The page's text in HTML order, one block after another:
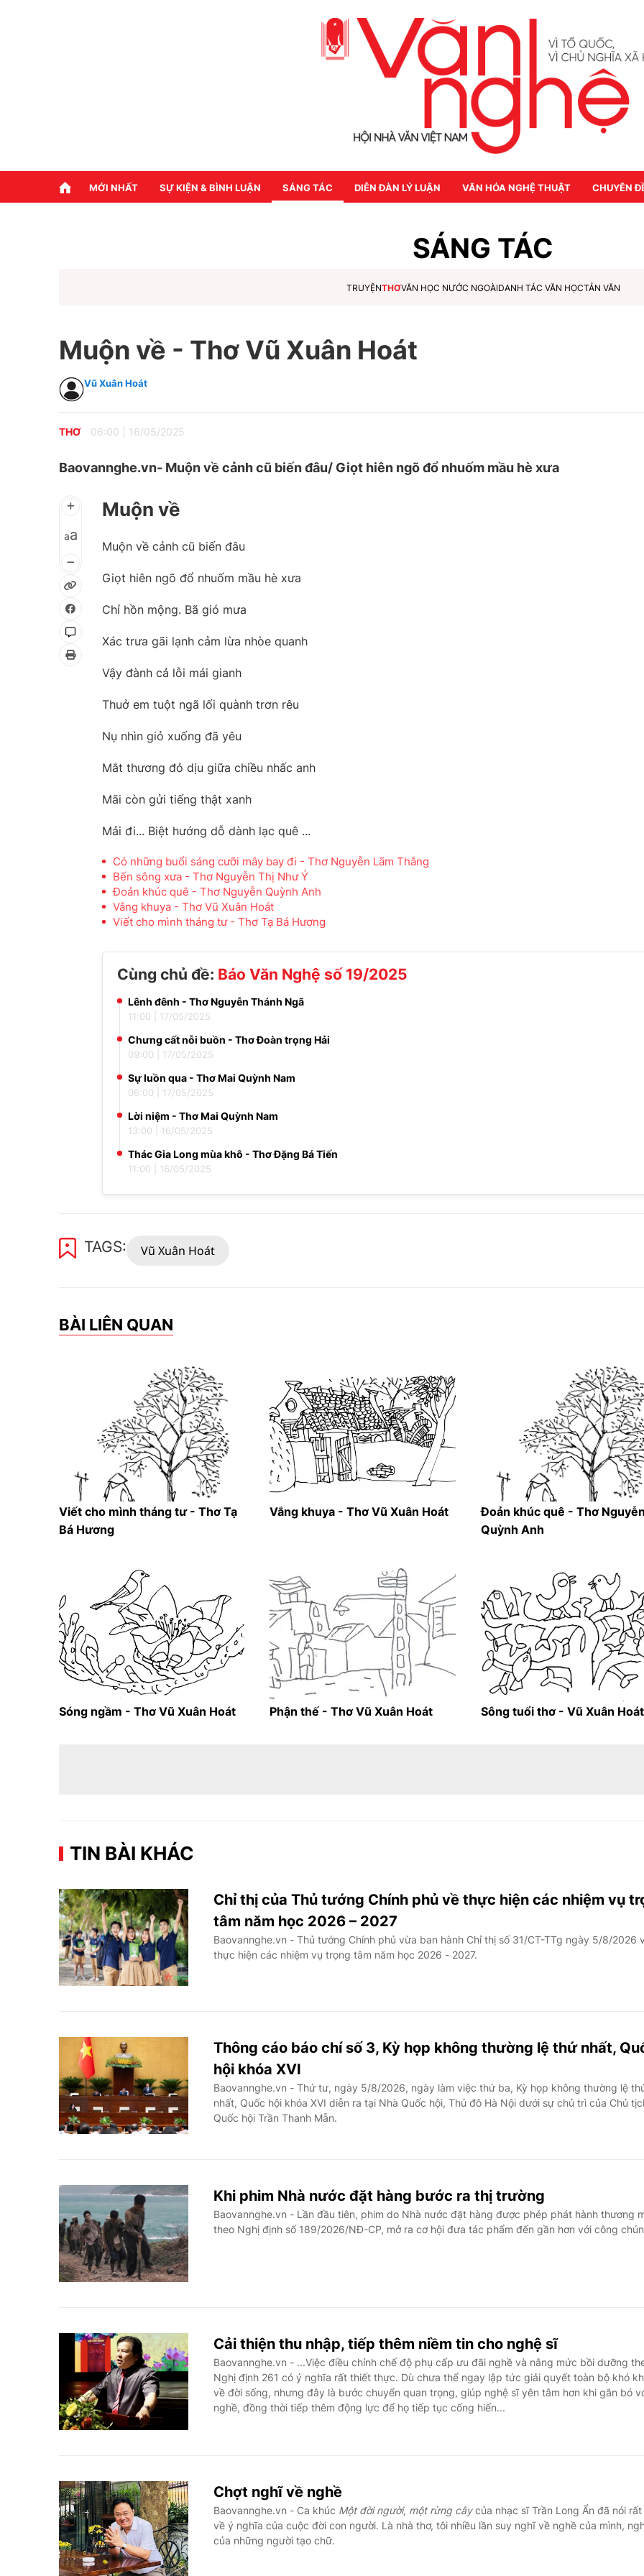
MỚI NHẤT SỰ KIỆN & BÌNH LUẬN SÁNG TÁC DIỄN ĐÀN LÝ LUẬN VĂN HÓA NGHỆ THUẬT CHUYÊN
SÁNG TÁC
TRUYỆNTHƠVĂN HỌC NƯỚC NGOÀIDANH TÁC VĂN HỌCTẢN VĂN
Muộn về - Thơ Vũ Xuân Hoát
Vũ Xuân Hoát
THƠ 06:00 16/05/2025
Baovannghe.vn- Muộn về cảnh cũ biến đâu/ Giọt hiên ngõ đổ nhuốm mầu hè xưa
aa
Muộn về
Muộn về cảnh cũ biến đâu
Giọt hiên ngõ đổ nhuốm mầu hè xưa
Chỉ hồn mộng. Bã gió mưa
Xác trưa gãi lạnh cảm lừa nhòe quanh
Vậy đành cả lỗi mái gianh
Thuở em tuột ngã lối quành trơn rêu
Nụ nhìn giỏ xuống đã yêu
Mắt thương đỏ dịu giữa chiều nhấc anh
Mãi còn gửi tiếng thật xanh
Mải đi... Biệt hướng dỗ dành lạc quê ...
Có những buổi sáng cưỡi mây bay đi - Thơ Nguyễn Lãm Thắng
Bến sông xưa - Thơ Nguyễn Thị Như Ý
Đoản khúc quê - Thơ Nguyễn Quỳnh Anh
Vắng khuya - Thơ Vũ Xuân Hoát
Viết cho mình tháng tư - Thơ Tạ Bá Hương
Cùng chủ đề: Báo Văn Nghệ số 19/2025
Lênh đênh - Thơ Nguyễn Thánh Ngã
11:00 17/05/2025
Chưng cất nỗi buồn - Thơ Đoàn trọng Hải
09:00 17/05/2025
Sự luồn qua - Thơ Mai Quỳnh Nam
06:00 17/05/2025
Lời niệm - Thơ Mai Quỳnh Nam
13:00 16/05/2025
Thác Gia Long mùa khô - Thơ Đặng Bá Tiến
11:00 16/05/2025
TAGS: Vũ Xuân Hoát
BÀI LIÊN QUAN
Viết cho mình tháng tư - Thơ Tạ
Bá Hương
Vắng khuya - Thơ Vũ Xuân Hoát
Đoản khúc quê - Thơ
Quỳnh Anh
Sóng ngầm - Thơ Vũ Xuân Hoát Phận thế - Thơ Vũ Xuân Hoát Sông tuổi thơ - Vũ Xuân Hoát
TIN BÀI KHÁC
Chỉ thị của Thủ tướng Chính phủ về thực hiện các nhiệm vụ
tâm năm học 2026 – 2027
Baovannghe.vn - Thủ tướng Chính phủ vừa ban hành Chỉ thị số 31/CT-TTg ngày 5/8/2026
thực hiện các nhiệm vụ trọng tâm năm học 2026 - 2027.
Thông cáo báo chí số 3, Kỳ họp không thường lệ thứ nhất,
hội khóa XVI
Baovannghe.vn - Thứ tư, ngày 5/8/2026, ngày làm việc thứ ba, Kỳ họp không thường lệ
nhất, Quốc hội khóa XVI diễn ra tại Nhà Quốc hội, Thủ đô Hà Nội dưới sự chủ trì của Chủ
Quốc hội Trần Thanh Mẫn.
Khi phim Nhà nước đặt hàng bước ra thị trường
Baovannghe.vn - Lần đầu tiên, phim do Nhà nước đặt hàng được phép phát hành thương
theo Nghị định số 189/2026/NĐ-CP, mở ra cơ hội đưa tác phẩm đến gần hơn với công
Cải thiện thu nhập, tiếp thêm niềm tin cho nghệ sĩ
Baovannghe.vn - ...Việc điều chỉnh chế độ phụ cấp ưu đãi nghề và nâng mức bồi dưỡng
Nghị định 261 có ý nghĩa rất thiết thực. Dù chưa thể ngay lập tức giải quyết toàn bộ khó
về đời sống, nhưng đây là bước chuyển quan trọng, giúp nghệ sĩ yên tâm hơn khi gắn bó
nghề, đồng thời tiếp thêm động lực để họ tiếp tục cống hiến...
Chợt nghĩ về nghề
Baovannghe.vn - Ca khúc Một đời người, một rừng câycủa nhạc sĩ Trần Long Ẩn đã nói rất
về ý nghĩa của cuộc đời con người. Là nhà thơ, tôi nhiều lần suy nghĩ về nghề của mình,
của những người tạo chữ.